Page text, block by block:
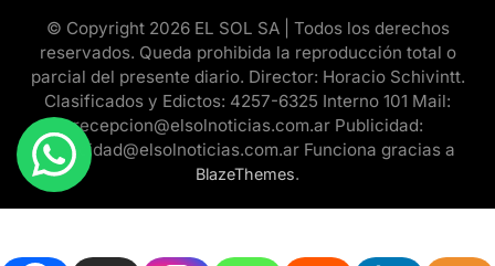
© Copyright 2026 EL SOL SA | Todos los derechos
reservados. Queda prohibida la reproducción total o
parcial del presente diario. Director: Horacio Schivintt.
Clasificados y Edictos: 4257-6325 Interno 101 Mail:
recepcion@elsolnoticias.com.ar Publicidad:
publicidad@elsolnoticias.com.ar Funciona gracias a
BlazeThemes.